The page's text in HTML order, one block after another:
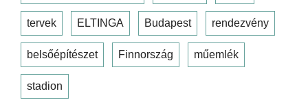
tervek ELTINGA Budapest rendezvény
belsőépítészet Finnország műemlék
stadion